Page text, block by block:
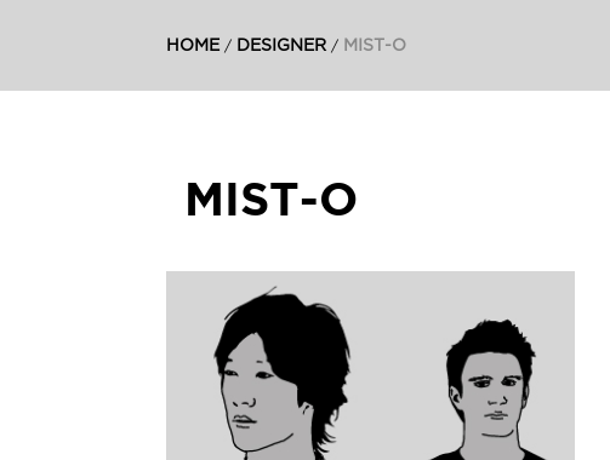
HOME / DESIGNER / MIST-O
MIST-O